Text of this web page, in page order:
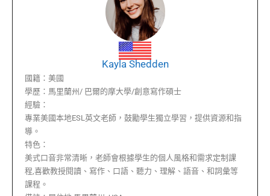
Kayla Shedden
國籍： 美國
學歷： 馬里蘭州/ 巴爾的摩大學/創意寫作碩士
經驗：
專業美國本地ESL英文老師，鼓勵學生獨立學習，提供資源和指
導。
特色：
美式口音非常清晰，老師會根據學生的個人風格和需求定制課
程,喜歡教授閱讀、寫作、口語、聽力、理解、語音、和詞彙等
課程。